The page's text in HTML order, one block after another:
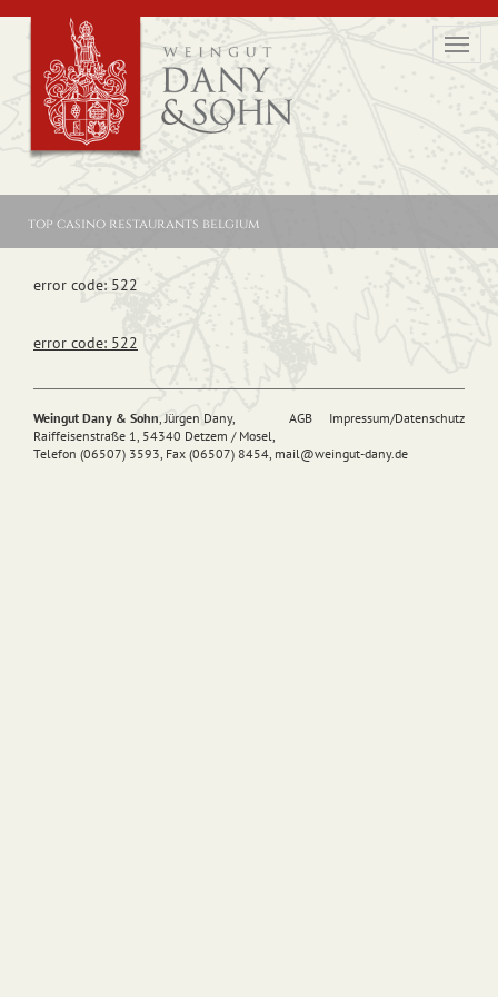
top casino restaurants belgium
error code: 522
error code: 522
AGB Impressum/Datenschutz
Weingut Dany & Sohn, Jürgen Dany,
Raiffeisenstraße 1, 54340 Detzem / Mosel,
Telefon (06507) 3593, Fax (06507) 8454, mail@weingut-dany.de